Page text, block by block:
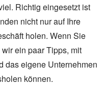
Richtig eingesetzt ist
nicht nur auf Ihre
holen. Wenn Sie
ein paar Tipps, mit
das eigene Unternehmen
können.